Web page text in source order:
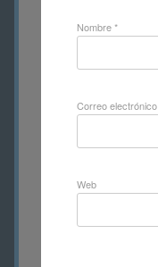
Nombre*
Correo electrónico
Web